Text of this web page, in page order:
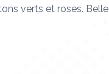
verts et roses. Belle